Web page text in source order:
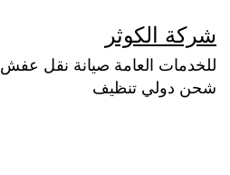
إلى
المحتوى
شركة الكوثر
للخدمات العامة صيانة نقل عفش
شحن دولي تنظيف